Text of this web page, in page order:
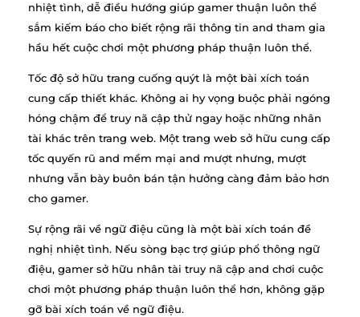
nhiệt tình, dễ điều hướng giúp gamer thuận luôn thể
sắm kiếm báo cho biết rộng rãi thông tin and tham gia
hầu hết cuộc chơi một phương pháp thuận luôn thể.
Tốc độ sở hữu trang cuống quýt là một bài xích toán
cung cấp thiết khác. Không ai hy vọng buộc phải ngóng
hóng chậm để truy nã cập thử ngay hoặc những nhân
tài khác trên trang web. Một trang web sở hữu cung cấp
tốc quyến rũ and mềm mại and mượt nhưng, mượt
nhưng vẫn bày buôn bán tận hưởng càng đảm bảo hơn
cho gamer.
Sự rộng rãi về ngữ điệu cũng là một bài xích toán đề
nghị nhiệt tình. Nếu sòng bạc trợ giúp phổ thông ngữ
điệu, gamer sở hữu nhân tài truy nã cập and chơi cuộc
chơi một phương pháp thuận luôn thể hơn, không gặp
gỡ bài xích toán về ngữ điệu.